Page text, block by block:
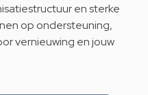
en sterke
op ondersteuning,
vernieuwing en jouw